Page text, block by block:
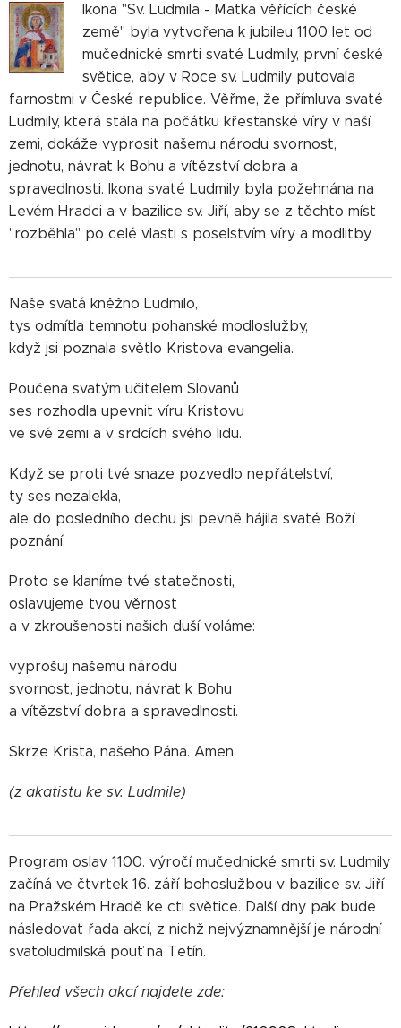
Ikona "Sv. Ludmila - Matka věřících české
země" byla vytvořena k jubileu 1100 let od
mučednické smrti svaté Ludmily, první české
světice, aby v Roce sv. Ludmily putovala
farnostmi v České republice. Věřme, že přímluva svaté
Ludmily, která stála na počátku křesťanské víry v naší
zemi, dokáže vyprosit našemu národu svornost,
jednotu, návrat k Bohu a vítězství dobra a
spravedlnosti. Ikona svaté Ludmily byla požehnána na
Levém Hradci a v bazilice sv. Jiří, aby se z těchto míst
"rozběhla" po celé vlasti s poselstvím víry a modlitby.
Naše svatá kněžno Ludmilo,
tys odmítla temnotu pohanské modloslužby,
když jsi poznala světlo Kristova evangelia.
Poučena svatým učitelem Slovanů
ses rozhodla upevnit víru Kristovu
ve své zemi a v srdcích svého lidu.
Když se proti tvé snaze pozvedlo nepřátelství,
ty ses nezalekla,
ale do posledního dechu jsi pevně hájila svaté Boží
poznání.
Proto se klaníme tvé statečnosti,
oslavujeme tvou věrnost
a v zkroušenosti našich duší voláme:
vyprošuj našemu národu
svornost, jednotu, návrat k Bohu
a vítězství dobra a spravedlnosti.
Skrze Krista, našeho Pána. Amen.
(z akatistu ke sv. Ludmile)
Program oslav 1100. výročí mučednické smrti sv. Ludmily
začíná ve čtvrtek 16. září bohoslužbou v bazilice sv. Jiří
na Pražském Hradě ke cti světice. Další dny pak bude
následovat řada akcí, z nichž nejvýznamnější je národní
svatoludmilská pouť na Tetín.
Přehled všech akcí najdete zde: